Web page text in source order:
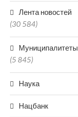
Лента новостей
(30 584)
Муниципалитеты
(5 845)
Наука
Нацбанк